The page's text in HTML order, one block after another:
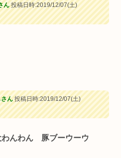
ん投稿日時:2019/12/07(土)
ん投稿日時:2019/12/07(土)
んわん 豚ブーウーウ